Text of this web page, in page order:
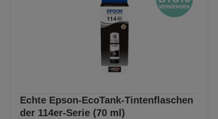
Echte Epson-EcoTank-Tintenflaschen
der 114er-Serie (70 ml)